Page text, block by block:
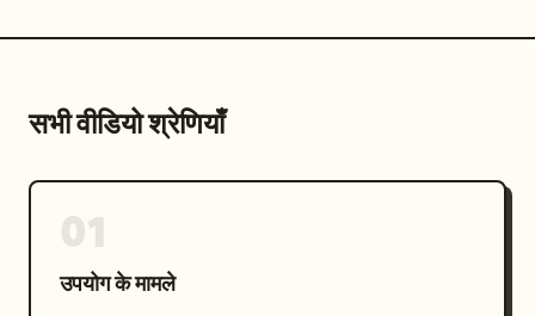
सभी वीडियो श्रेणियाँ
उपयोग के मामले